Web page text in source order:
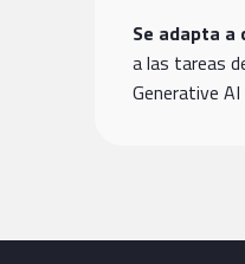
Se adapta a
a las tareas
Generative